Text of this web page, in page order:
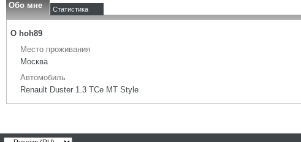
Обо мне Статистика
О hoh89
Место проживания
Москва
Автомобиль
Renault Duster 1.3 TCe MT Style